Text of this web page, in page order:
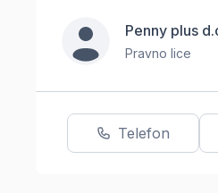
Penny plus
Pravno lice
Telefon